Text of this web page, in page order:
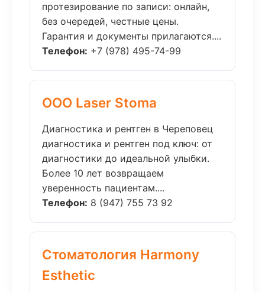
протезирование по записи: онлайн,
без очередей, честные цены.
Гарантия и документы прилагаются....
Телефон: +7 (978) 495-74-99
ООО Laser Stoma
Диагностика и рентген в Череповец
диагностика и рентген под ключ: от
диагностики до идеальной улыбки.
Более 10 лет возвращаем
уверенность пациентам....
Телефон: 8 (947) 755 73 92
Стоматология Harmony
Esthetic